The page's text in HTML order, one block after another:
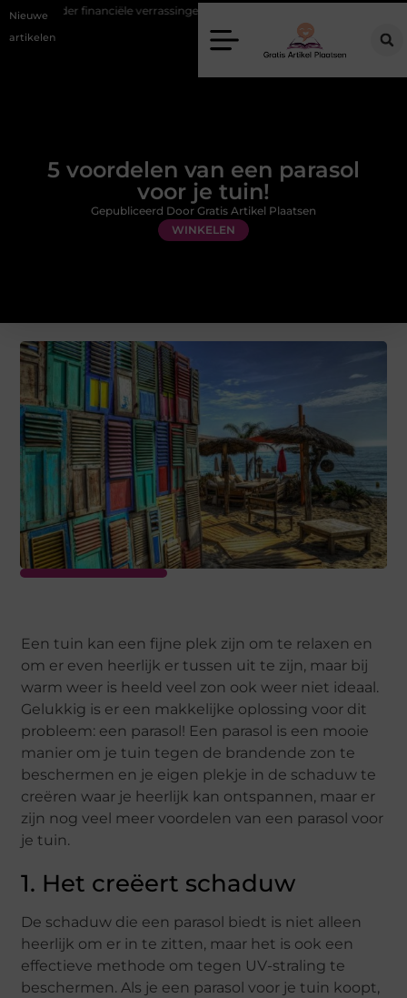
Nieuwe
artikelen
verrassingen Gemiddelde tarieven van een dierenarts in
5 voordelen van een parasol
voor je tuin!
WINKELEN
Gepubliceerd Door Gratis Artikel Plaatsen
Een tuin kan een fijne plek zijn om te relaxen en
om er even heerlijk er tussen uit te zijn, maar bij
warm weer is heeld veel zon ook weer niet ideaal.
Gelukkig is er een makkelijke oplossing voor dit
probleem: een parasol! Een parasol is een mooie
manier om je tuin tegen de brandende zon te
beschermen en je eigen plekje in de schaduw te
creëren waar je heerlijk kan ontspannen, maar er
zijn nog veel meer voordelen van een parasol voor
je tuin.
1. Het creëert schaduw
De schaduw die een parasol biedt is niet alleen
heerlijk om er in te zitten, maar het is ook een
effectieve methode om tegen UV-straling te
beschermen. Als je een parasol voor je tuin koopt,